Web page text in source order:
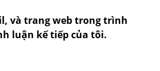
và trang web trong trình
luận kế tiếp của tôi.